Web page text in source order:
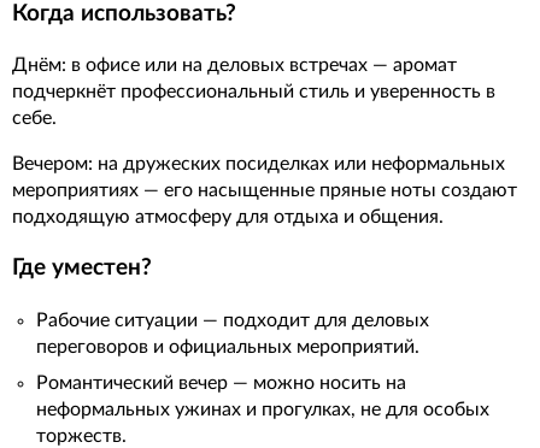
Когда использовать?
Днём: в офисе или на деловых встречах — аромат
подчеркнёт профессиональный стиль и уверенность в
себе.
Вечером: на дружеских посиделках или неформальных
мероприятиях — его насыщенные пряные ноты создают
подходящую атмосферу для отдыха и общения.
Где уместен?
Рабочие ситуации — подходит для деловых
переговоров и официальных мероприятий.
Романтический вечер — можно носить на
неформальных ужинах и прогулках, не для особых
торжеств.